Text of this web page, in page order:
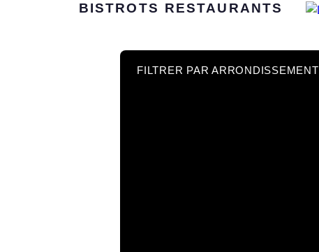
BISTROTS RESTAURANTS
FILTRER PAR ARRONDISSEMENT